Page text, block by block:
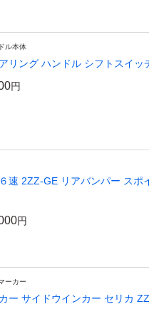
ル本体
リング ハンドル シフトスイッ
円
2ZZ-GE リアバンパー スポ
円
ーカー
ー サイドウインカー セリカ